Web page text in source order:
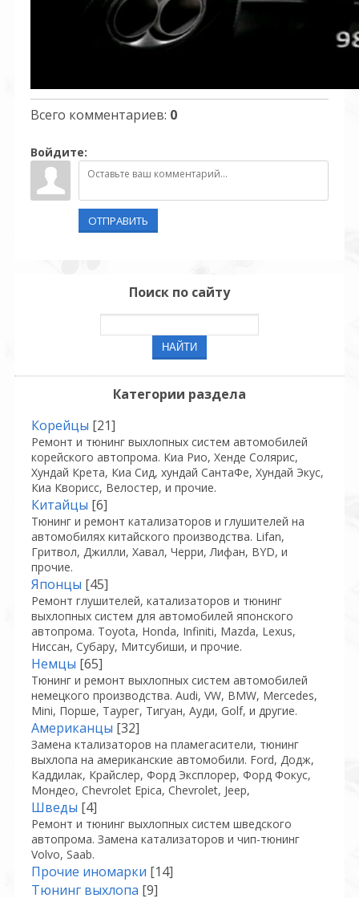
Всего комментариев: 0
Войдите:
ОТПРАВИТЬ
Поиск по сайту
Категории раздела
Корейцы [21]
Ремонт и тюнинг выхлопных систем автомобилей
корейского автопрома. Киа Рио, Хенде Солярис,
Хундай Крета, Киа Сид, хундай СантаФе, Хундай Экус,
Киа Кворисс, Велостер, и прочие.
Китайцы [6]
Тюнинг и ремонт катализаторов и глушителей на
автомобилях китайского производства. Lifan,
Гритвол, Джилли, Хавал, Черри, Лифан, BYD, и
прочие.
Японцы [45]
Ремонт глушителей, катализаторов и тюнинг
выхлопных систем для автомобилей японского
автопрома. Toyota, Honda, Infiniti, Mazda, Lexus,
Ниссан, Субару, Митсубиши, и прочие.
Немцы [65]
Тюнинг и ремонт выхлопных систем автомобилей
немецкого производства. Audi, VW, BMW, Mercedes,
Mini, Порше, Таурег, Тигуан, Ауди, Golf, и другие.
Американцы [32]
Замена ктализаторов на пламегасители, тюнинг
выхлопа на американские автомобили. Ford, Додж,
Каддилак, Крайслер, Форд Эксплорер, Форд Фокус,
Мондео, Chevrolet Epica, Chevrolet, Jeep,
Шведы [4]
Ремонт и тюнинг выхлопных систем шведского
автопрома. Замена катализаторов и чип-тюнинг
Volvo, Saab.
Прочие иномарки [14]
Тюнинг выхлопа [9]